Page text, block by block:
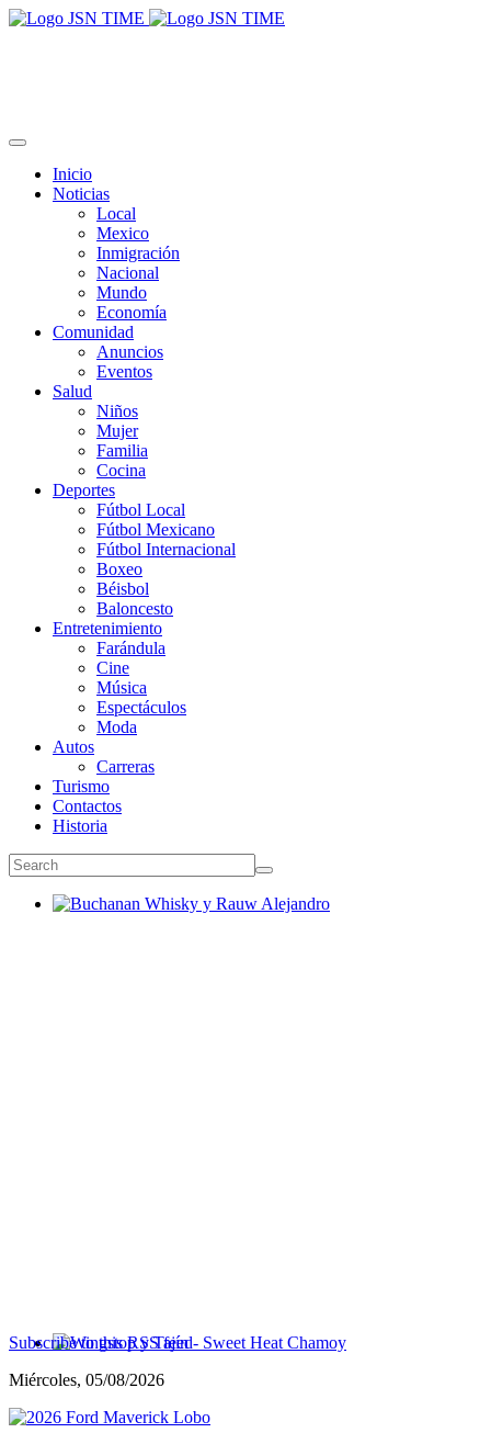
Inicio
Noticias
Local
Mexico
Inmigración
Nacional
Mundo
Economía
Comunidad
Anuncios
Eventos
Salud
Niños
Mujer
Familia
Cocina
Deportes
Fútbol Local
Fútbol Mexicano
Fútbol Internacional
Boxeo
Béisbol
Baloncesto
Entretenimiento
Farándula
Cine
Música
Espectáculos
Moda
Autos
Carreras
Turismo
Contactos
Historia
Subscribe to this RSS feed
Miércoles, 05/08/2026